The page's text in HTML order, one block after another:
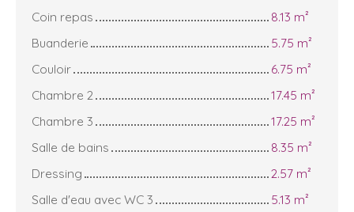
Coin repas
8.13 m²
Buanderie
5.75 m²
Couloir
6.75 m²
Chambre 2
17.45 m²
Chambre 3
17.25 m²
Salle de bains
8.35 m²
Dressing
2.57 m²
Salle d'eau avec WC 3
5.13 m²